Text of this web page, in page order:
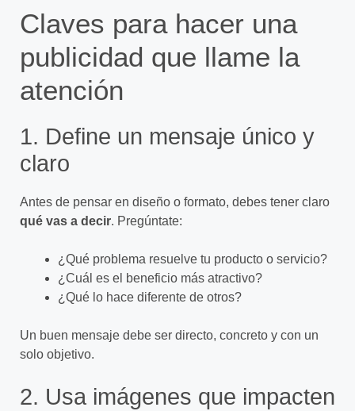
Claves para hacer una
publicidad que llame la
atención
1. Define un mensaje único y
claro
Antes de pensar en diseño o formato, debes tener claro
qué vas a decir. Pregúntate:
¿Qué problema resuelve tu producto o servicio?
¿Cuál es el beneficio más atractivo?
¿Qué lo hace diferente de otros?
Un buen mensaje debe ser directo, concreto y con un
solo objetivo.
2. Usa imágenes que impacten